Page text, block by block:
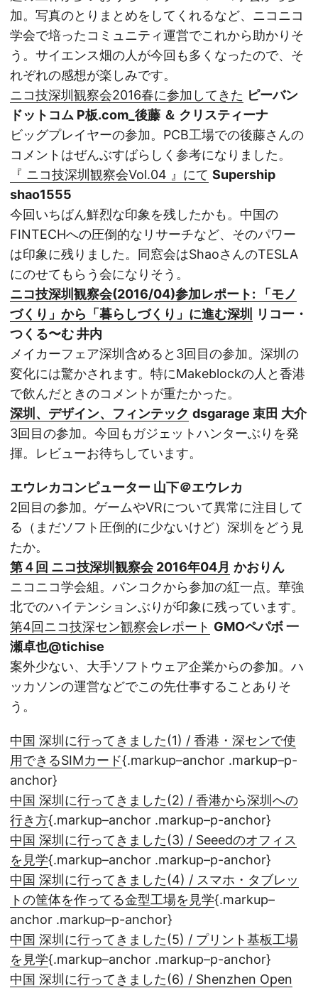
加。写真のとりまとめをしてくれるなど、ニコニコ
学会で培ったコミュニティ運営でこれから助かりそ
う。サイエンス畑の人が今回も多くなったので、そ
れぞれの感想が楽しみです。
ニコ技深圳観察会2016春に参加してきた ピーバン
ドットコム P板.com_後藤 ＆ クリスティーナ
ビッグプレイヤーの参加。PCB工場での後藤さんの
コメントはぜんぶすばらしく参考になりました。
『 ニコ技深圳観察会Vol.04 』にて Supership
shao1555
今回いちばん鮮烈な印象を残したかも。中国の
FINTECHへの圧倒的なリサーチなど、そのパワー
は印象に残りました。同窓会はShaoさんのTESLA
にのせてもらう会になりそう。
ニコ技深圳観察会(2016/04)参加レポート: 「モノ
づくり」から「暮らしづくり」に進む深圳
リコー・
つくる〜む 井内
メイカーフェア深圳含めると3回目の参加。深圳の
変化には驚かされます。特にMakeblockの人と香港
で飲んだときのコメントが重たかった。
深圳、デザイン、フィンテック dsgarage 束田 大介
3回目の参加。今回もガジェットハンターぶりを発
揮。レビューお待ちしています。
エウレカコンピューター 山下＠エウレカ
2回目の参加。ゲームやVRについて異常に注目して
る（まだソフト圧倒的に少ないけど）深圳をどう見
たか。
第４回 ニコ技深圳観察会 2016年04月 かおりん
ニコニコ学会組。バンコクから参加の紅一点。華強
北でのハイテンションぶりが印象に残っています。
第4回ニコ技深セン観察会レポート GMOペパボ 一
瀬卓也@tichise
案外少ない、大手ソフトウェア企業からの参加。ハ
ッカソンの運営などでこの先仕事することありそ
う。
中国 深圳に行ってきました(1) / 香港・深センで使
用できるSIMカード{.markup–anchor .markup–p-
anchor}
中国 深圳に行ってきました(2) / 香港から深圳への
行き方{.markup–anchor .markup–p-anchor}
中国 深圳に行ってきました(3) / Seeedのオフィス
を見学{.markup–anchor .markup–p-anchor}
中国 深圳に行ってきました(4) / スマホ・タブレッ
トの筐体を作ってる金型工場を見学{.markup–
anchor .markup–p-anchor}
中国 深圳に行ってきました(5) / プリント基板工場
を見学{.markup–anchor .markup–p-anchor}
中国 深圳に行ってきました(6) / Shenzhen Open